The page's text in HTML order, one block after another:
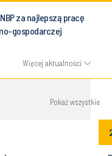
za najlepszą pracę
gospodarczej
Więcej aktualności
Pokaż wszystkie